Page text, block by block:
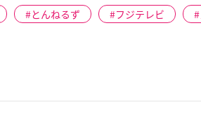
とんねるず フジテレビ